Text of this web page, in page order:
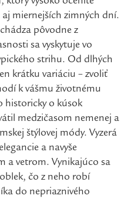
miernejších zimných dní.
pôvodne z
sa vyskytuje vo
strihu. Od dlhých
krátku variáciu – zvoliť
k vášmu životnému
historicky o kúsok
medzičasom nemenej a
štýlovej módy. Vyzerá
a navyše
a vetrom. Vynikajúco sa
čo z neho robí
do nepriaznivého